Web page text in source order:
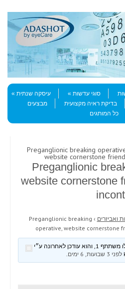
סוגי עדשות
עיסקה שנתית
בדיקת ראיה מקצועית
מבצעים
כל המותגים
> Preganglionic breaking
website cornerstone
Preganglionic
website cornerstone
ואביזרים ›
Preganglionic breaking
operative, website cornerstone
לפני 3 שבועות, 6 ימים .